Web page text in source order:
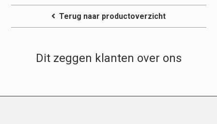
tot
€17,65.Terug naar productoverzicht
Dit zeggen klanten over ons